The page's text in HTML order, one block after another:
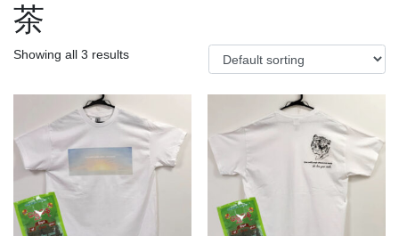
茶
Showing all 3 results